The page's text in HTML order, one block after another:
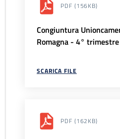
PDF (156KB)
Congiuntura
Romagna - 4°
SCARICA FILE
PDF (162KB)